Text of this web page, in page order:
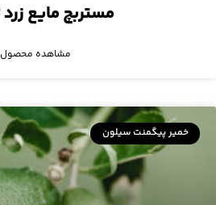
مستربچ مایع زرد ۴۲۳۳
مشاهده محصول
خمیر پیگمنت سیلون